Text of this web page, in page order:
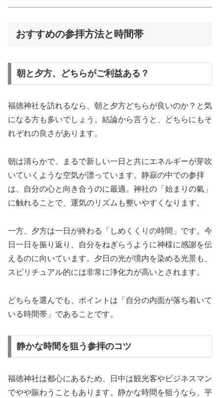
おすすめの参拝方法と時間帯
朝と夕方、どちらがご利益ある？
福徳神社を訪れるなら、朝と夕方どちらが良いのか？と気
になる方も多いでしょう。結論から言うと、どちらにもそ
れぞれの良さがあります。
朝は清らかで、まるで新しい一日と共にエネルギーが芽吹
いていくような空気が漂っています。静寂の中での参拝
は、自分の心と向き合うのに最適。神社の「始まりの氣」
に触れることで、運気のリズムも整いやすくなります。
一方、夕方は一日が終わる「しめくくりの時間」です。今
日一日を振り返り、自分をねぎらうように神様に感謝を伝
えるのに向いています。夕日の光が境内を染める光景も、
スピリチュアル的には非常に浄化力が高いとされます。
どちらを選んでも、ポイントは「自分の内面が落ち着いて
いる時間帯」であることです。
静かな時間を狙う参拝のコツ
福徳神社は都心にあるため、日中は観光客やビジネスマン
でやや賑わうこともあります。静かな時間を狙うなら、平